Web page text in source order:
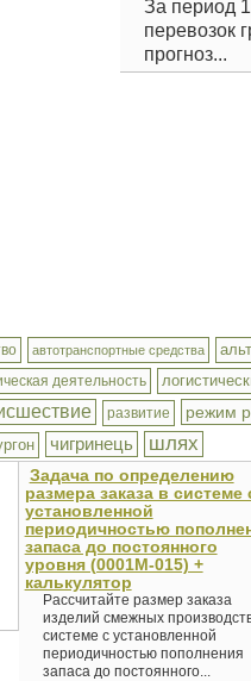
За период
перевозок
прогноз...
автотранспортные средства
деятельность
развитие режим
чигринець шлях
Задача по определению
размера заказа в системе
установленной
периодичностью
запаса до постоянного
уровня (0001М-015) +
калькулятор
Рассчитайте размер заказа
изделий смежных
системе с установленной
периодичностью пополнения
запаса до постоянного...